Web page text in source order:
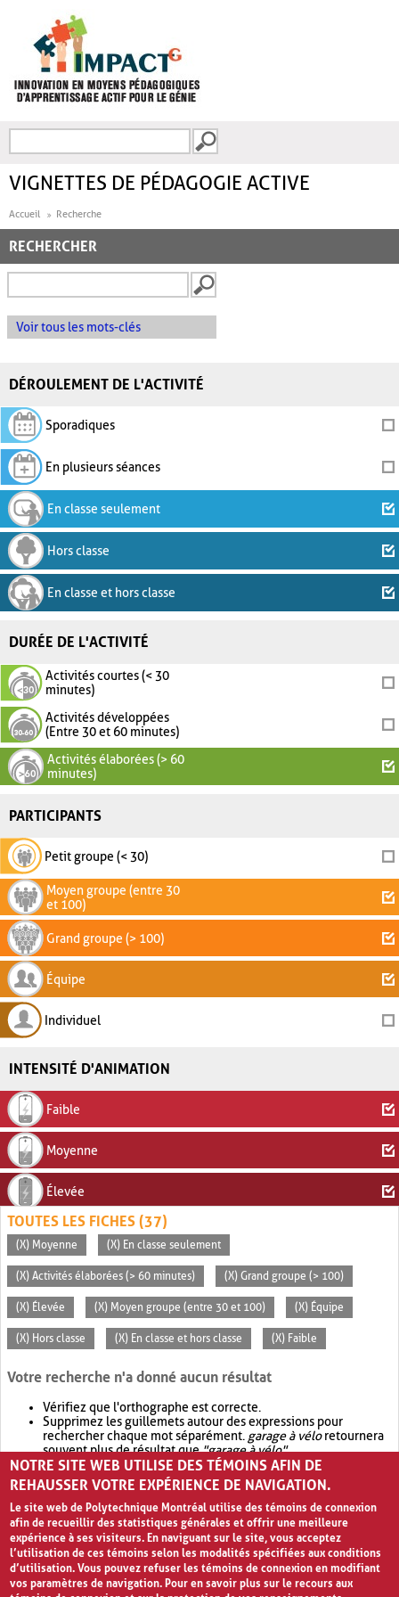
FORMULAIRE DE
VIGNETTES DE PÉDAGOGIE ACTIVE
Accueil Recherche
RECHERCHER
Voir tous les mots-clés
DÉROULEMENT DE L'ACTIVITÉ
Sporadiques
En plusieurs séances
En classe seulement
Hors classe
En classe et hors classe
DURÉE DE L'ACTIVITÉ
Activités courtes (< 30
minutes)
Activités développées
(Entre 30 et 60 minutes)
Activités élaborées (> 60
minutes)
PARTICIPANTS
Petit groupe (< 30)
Moyen groupe (entre 30
et 100)
Grand groupe (> 100)
Équipe
Individuel
INTENSITÉ D'ANIMATION
Faible
Moyenne
Élevée
TOUTES LES FICHES (37)
(X) Moyenne (X) En classe seulement
(X) Activités élaborées (> 60 minutes) (X) Grand groupe (> 100)
(X) Élevée (X) Moyen groupe (entre 30 et 100) (X) Équipe
(X) Hors classe (X) En classe et hors classe (X) Faible
Votre recherche n'a donné aucun résultat
Vérifiez que l'orthographe est correcte.
Supprimez les guillemets autour des expressions pour
rechercher chaque mot séparément. garage à véloretournera
souvent plus de résultat que"garage à vélo".
Envisagez d'élargir votre recherche avec OR.garage OR vélo
retournera souvent plus de résultat quegarage à vélo
NOTRE SITE WEB UTILISE DES TÉMOINS AFIN DE
REHAUSSER VOTRE EXPÉRIENCE DE NAVIGATION.
Le site web de Polytechnique Montréal utilise des témoins de connexion
afin de recueillir des statistiques générales et offrir une meilleure
expérience à ses visiteurs. En naviguant sur le site, vous acceptez
l’utilisation de ces témoins selon les modalités spécifiées aux conditions
d’utilisation. Vous pouvez refuser les témoins de connexion en modifiant
vos paramètres de navigation. Pour en savoir plus sur le recours aux